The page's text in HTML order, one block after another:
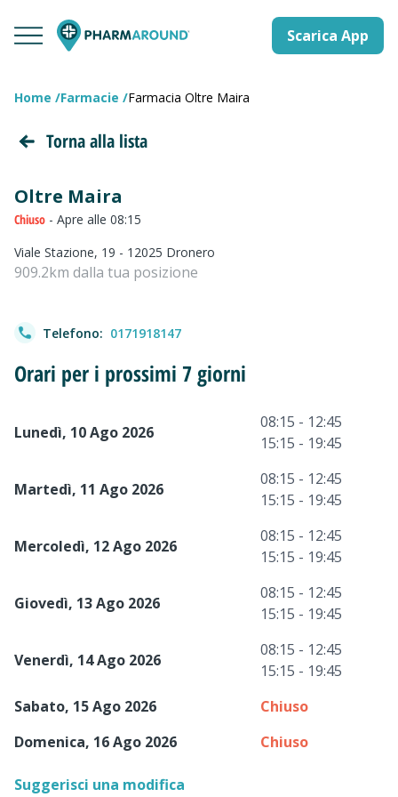
Scarica App
Home Farmacie Farmacia Oltre Maira
Torna alla lista
Oltre Maira
Chiuso - Apre alle 08:15
Viale Stazione, 19 - 12025 Dronero
909.2km dalla tua posizione
Telefono: 0171918147
Orari per i prossimi 7 giorni
Lunedì, 10 Ago 2026
08:15 - 12:45
15:15 - 19:45
Martedì, 11 Ago 2026
08:15 - 12:45
15:15 - 19:45
Mercoledì, 12 Ago 2026
08:15 - 12:45
15:15 - 19:45
Giovedì, 13 Ago 2026
08:15 - 12:45
15:15 - 19:45
Venerdì, 14 Ago 2026
08:15 - 12:45
15:15 - 19:45
Sabato, 15 Ago 2026
Chiuso
Domenica, 16 Ago 2026
Chiuso
Suggerisci una modifica